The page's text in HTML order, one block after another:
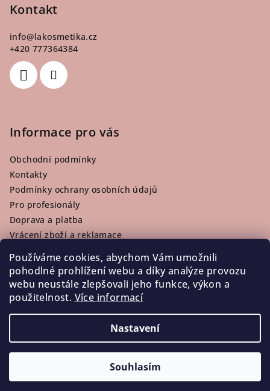
Používáme cookies, abychom Vám umožnili
pohodlné prohlížení webu a díky analýze provozu
webu neustále zlepšovali jeho funkce, výkon a
použitelnost. Více informací
Nastavení
Souhlasím
Kontakt
info@lakosmetika.cz
+420 777364384
Informace pro vás
Obchodní podmínky
Kontakty
Podmínky ochrany osobních údajů
Pro profesionály
Doprava a platba
Vrácení zboží a reklamace
Facebook
Vytvořil Shoptet